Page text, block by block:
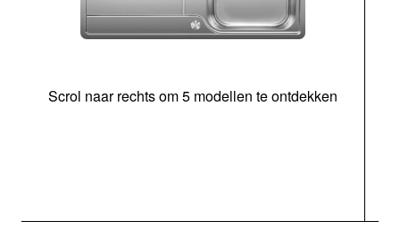
Scrol naar rechts om 5 modellen te ontdekken